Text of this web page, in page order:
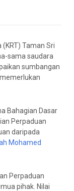
Taman Sri
sama saudara
sumbangan
Bahagian Dasar
Perpaduan
daripada
Mohamed
Perpaduan
pihak. Nilai